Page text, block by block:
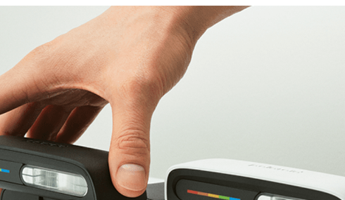
О ПРОЕКТЕ
РЕКЛАМА